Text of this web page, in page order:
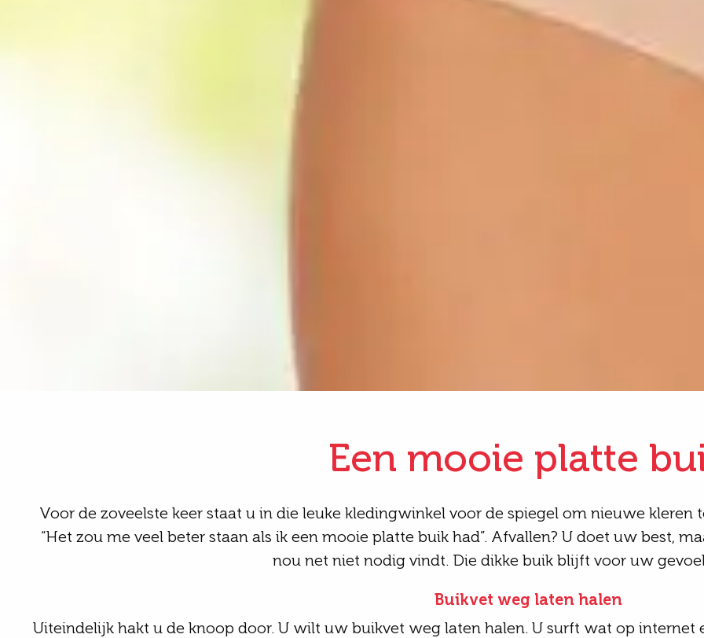
Een mooie platte
Voor de zoveelste keer staat u in die leuke kledingwinkel voor de spiegel om nieuwe kleren
“Het zou me veel beter staan als ik een mooie platte buik had”. Afvallen? U doet uw best,
nou net niet nodig vindt. Die dikke buik blijft voor uw
Buikvet weg laten halen
Uiteindelijk hakt u de knoop door. U wilt uw buikvet weg laten halen. U surft wat op internet